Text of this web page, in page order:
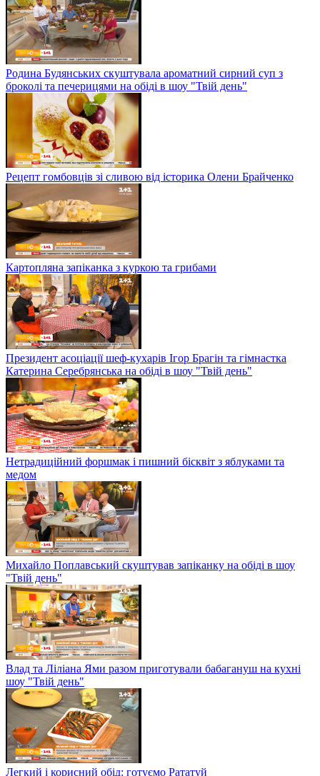
Родина Будянських скуштувала ароматний сирний суп з
броколі та печерицями на обіді в шоу "Твій день"
Рецепт гомбовців зі сливою від історика Олени Брайченко
Картопляна запіканка з куркою та грибами
Президент асоціації шеф-кухарів Ігор Брагін та гімнастка
Катерина Серебрянська на обіді в шоу "Твій день"
Нетрадиційний форшмак і пишний бісквіт з яблуками та
медом
Михайло Поплавський скуштував запіканку на обіді в шоу
"Твій день"
Влад та Ліліана Ями разом приготували бабагануш на кухні
шоу "Твій день"
Легкий і корисний обід: готуємо Рататуй